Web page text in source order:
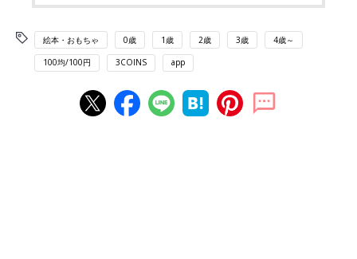
絵本・おもちゃ 0歳 1歳 2歳 3歳 4歳～
100均/100円 3COINS app